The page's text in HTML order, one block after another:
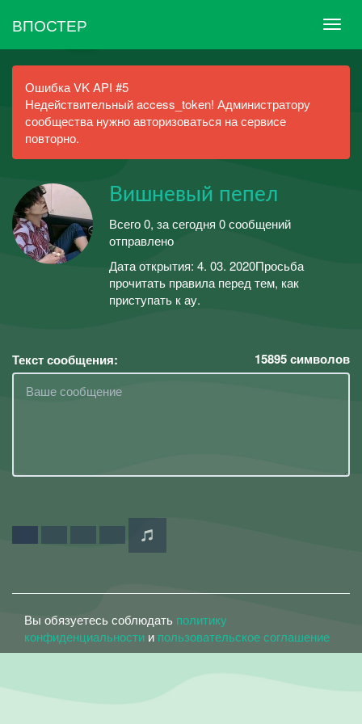
ВПОСТЕР
Ошибка VK API #5
Недействительный access_token! Администратору
сообщества нужно авторизоваться на сервисе
повторно.
Вишневый пепел
Всего 0, за сегодня 0 сообщений
отправлено
Дата открытия: 4. 03. 2020Просьба
прочитать правила перед тем, как
приступать к ау.
Текст сообщения: 15895символов
Вы обязуетесь соблюдать политику
конфиденциальности и пользовательское соглашение